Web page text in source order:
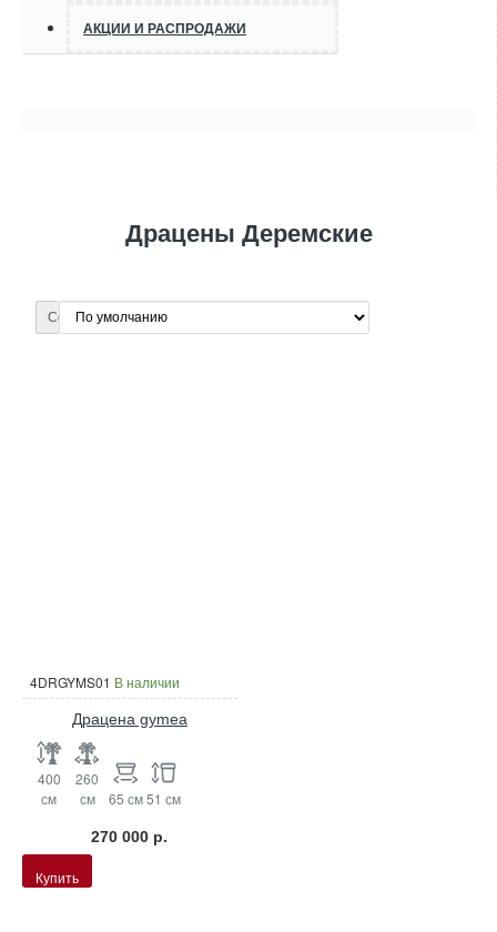
АКЦИИ И РАСПРОДАЖИ
Драцены Деремские
Сортировка:
4DRGYMS01 В наличии
Драцена gymea
400
см
260
см
65 см 51 см
270 000 р.
Купить